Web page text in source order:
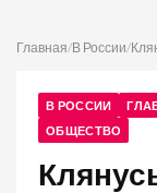
Главная/В России/
В РОССИИ
ОБЩЕСТВО